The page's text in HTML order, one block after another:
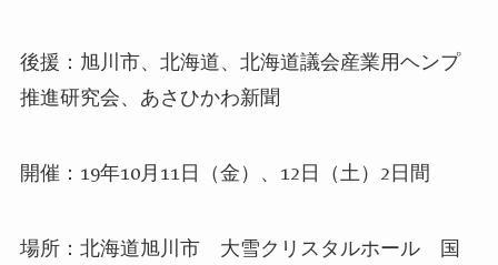
後援：旭川市、北海道、北海道議会産業用ヘンプ
推進研究会、あさひかわ新聞
開催： 19年10月 11 日（金）、 12日（土） 2日間
場所：北海道旭川市 大雪クリスタルホール 国